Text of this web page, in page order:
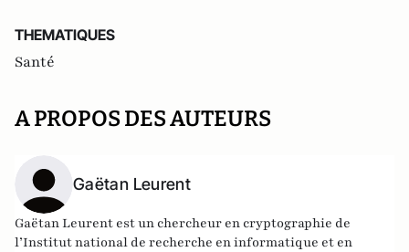
THEMATIQUES
Santé
A PROPOS DES AUTEURS
Gaëtan Leurent
Gaëtan Leurent est un chercheur en cryptographie de
l’Institut national de recherche en informatique et en